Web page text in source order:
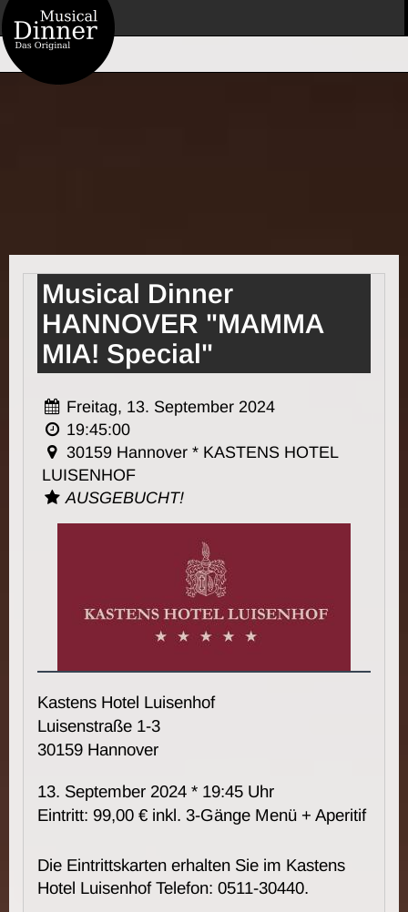
Musical Dinner
HANNOVER "MAMMA
MIA! Special"
Freitag, 13. September 2024
19:45:00
30159 Hannover * KASTENS HOTEL
LUISENHOF
AUSGEBUCHT!
Kastens Hotel Luisenhof
Luisenstraße 1-3
30159 Hannover
13. September 2024 * 19:45 Uhr
Eintritt: 99,00 € inkl. 3-Gänge Menü + Aperitif
Die Eintrittskarten erhalten Sie im Kastens
Hotel Luisenhof Telefon: 0511-30440.